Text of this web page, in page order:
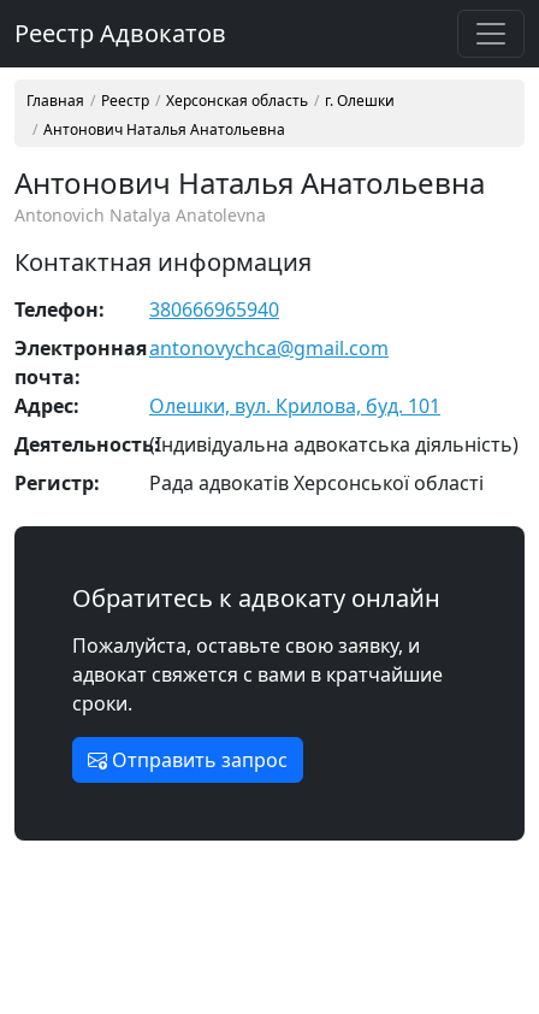
Реестр Адвокатов
Главная Реестр Херсонская область
г. Олешки
Антонович Наталья Анатольевна
Антонович Наталья Анатольевна
Antonovich Natalya Anatolevna
Контактная информация
Телефон:
380666965940
Электронная
почта:
antonovychca@gmail.com
Адрес:
Олешки, вул. Крилова, буд. 101
Деятельность:(Індивідуальна адвокатська діяльність)
Регистр:
Рада адвокатів Херсонської області
Обратитесь к адвокату онлайн
Пожалуйста, оставьте свою заявку, и
адвокат свяжется с вами в кратчайшие
сроки.
Отправить запрос